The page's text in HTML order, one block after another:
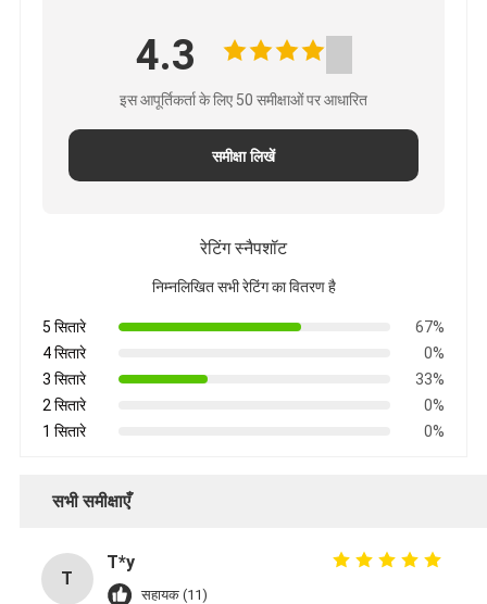
4.3
इस आपूर्तिकर्ता के लिए 50 समीक्षाओं पर आधारित
समीक्षा लिखें
रेटिंग स्नैपशॉट
निम्नलिखित सभी रेटिंग का वितरण है
5 सितारे
67%
4 सितारे
0%
3 सितारे
33%
2 सितारे
0%
1 सितारे
0%
सभी समीक्षाएँ
T
T*y
सहायक (11)